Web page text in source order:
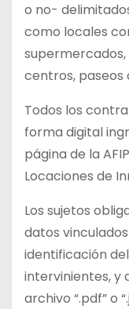
o no-
como locales
centros, paseos
Todos los
forma digital
página de la
Locaciones de
Los sujetos
datos
identificación
intervinientes, y
archivo “.pdf” o